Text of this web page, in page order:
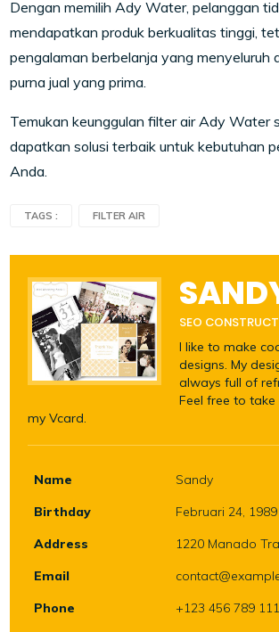
Dengan memilih Ady Water, pelanggan
mendapatkan produk berkualitas tinggi,
pengalaman berbelanja yang menyeluruh
purna jual yang prima.
Temukan keunggulan filter air Ady Water
dapatkan solusi terbaik untuk kebutuhan
Anda.
TAGS : FILTER AIR
SEO
I like to make
designs. My
always full of
Feel free to
my Vcard.
Name
Sandy
Birthday
Februari 24, 1989
Address
1220 Manado
Email
Phone
+123 456 789 111